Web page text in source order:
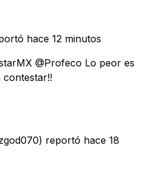
hace 12 minutos
@Profeco Lo peor es
contestar!!
reportó hace 18